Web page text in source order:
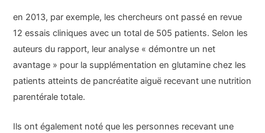
en 2013, par exemple, les chercheurs ont passé en revue
12 essais cliniques avec un total de 505 patients. Selon les
auteurs du rapport, leur analyse « démontre un net
avantage » pour la supplémentation en glutamine chez les
patients atteints de pancréatite aiguë recevant une nutrition
parentérale totale.
Ils ont également noté que les personnes recevant une